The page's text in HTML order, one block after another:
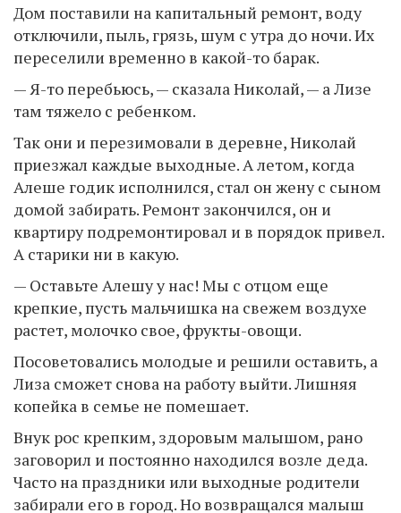
Дом поставили на капитальный ремонт, воду
отключили, пыль, грязь, шум с утра до ночи. Их
переселили временно в какой-то барак.
— Я-то перебьюсь, — сказала Николай, — а Лизе
там тяжело с ребенком.
Так они и перезимовали в деревне, Николай
приезжал каждые выходные. А летом, когда
Алеше годик исполнился, стал он жену с сыном
домой забирать. Ремонт закончился, он и
квартиру подремонтировал и в порядок привел.
А старики ни в какую.
— Оставьте Алешу у нас! Мы с отцом еще
крепкие, пусть мальчишка на свежем воздухе
растет, молочко свое, фрукты-овощи.
Посоветовались молодые и решили оставить, а
Лиза сможет снова на работу выйти. Лишняя
копейка в семье не помешает.
Внук рос крепким, здоровым малышом, рано
заговорил и постоянно находился возле деда.
Часто на праздники или выходные родители
забирали его в город. Но возвращался малыш